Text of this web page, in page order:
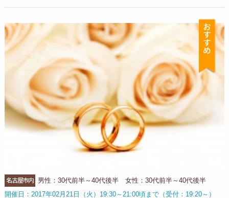
お
名古屋市内
男性：30代前半～40代後半 女性：30代前半～40代後半
開催日：2017年02月21日（火）19:30～21:00頃まで（受付：19:20～）